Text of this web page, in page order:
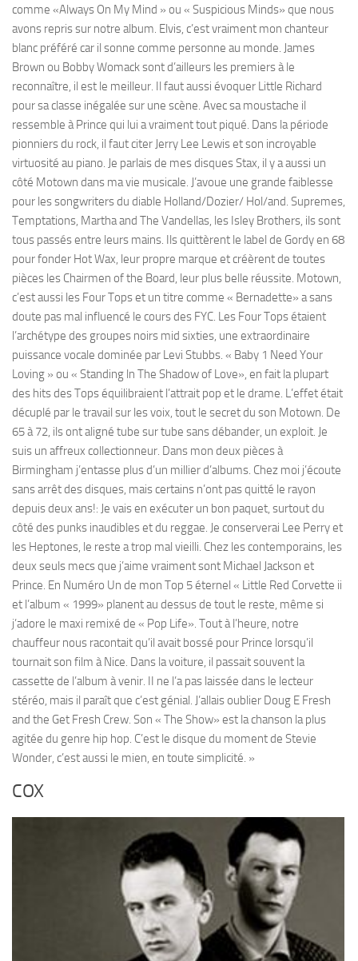
comme «Always On My Mind » ou « Suspicious Minds» que nous
avons repris sur notre album. Elvis, c’est vraiment mon chanteur
blanc préféré car il sonne comme personne au monde. James
Brown ou Bobby Womack sont d’ailleurs les premiers à le
reconnaître, il est le meilleur. Il faut aussi évoquer Little Richard
pour sa classe inégalée sur une scène. Avec sa moustache il
ressemble à Prince qui lui a vraiment tout piqué. Dans la période
pionniers du rock, il faut citer Jerry Lee Lewis et son incroyable
virtuosité au piano. Je parlais de mes disques Stax, il y a aussi un
côté Motown dans ma vie musicale. J’avoue une grande faiblesse
pour les songwriters du diable Holland/Dozier/ Hol/and. Supremes,
Temptations, Martha and The Vandellas, les Isley Brothers, ils sont
tous passés entre leurs mains. Ils quittèrent le label de Gordy en 68
pour fonder Hot Wax, leur propre marque et créèrent de toutes
pièces les Chairmen of the Board, leur plus belle réussite. Motown,
c’est aussi les Four Tops et un titre comme « Bernadette» a sans
doute pas mal influencé le cours des FYC. Les Four Tops étaient
l’archétype des groupes noirs mid sixties, une extraordinaire
puissance vocale dominée par Levi Stubbs. « Baby 1 Need Your
Loving » ou « Standing ln The Shadow of Love», en fait la plupart
des hits des Tops équilibraient l’attrait pop et le drame. L’effet était
décuplé par le travail sur les voix, tout le secret du son Motown. De
65 à 72, ils ont aligné tube sur tube sans débander, un exploit. Je
suis un affreux collectionneur. Dans mon deux pièces à
Birmingham j’entasse plus d’un millier d’albums. Chez moi j’écoute
sans arrêt des disques, mais certains n’ont pas quitté le rayon
depuis deux ans!: Je vais en exécuter un bon paquet, surtout du
côté des punks inaudibles et du reggae. Je conserverai Lee Perry et
les Heptones, le reste a trop mal vieilli. Chez les contemporains, les
deux seuls mecs que j’aime vraiment sont Michael Jackson et
Prince. En Numéro Un de mon Top 5 éternel « Little Red Corvette ii
et l’album « 1999» planent au dessus de tout le reste, même si
j’adore le maxi remixé de « Pop Life». Tout à l’heure, notre
chauffeur nous racontait qu’il avait bossé pour Prince lorsqu’il
tournait son film à Nice. Dans la voiture, il passait souvent la
cassette de l’album à venir. II ne l’a pas laissée dans le lecteur
stéréo, mais il paraît que c’est génial. J’allais oublier Doug E Fresh
and the Get Fresh Crew. Son « The Show» est la chanson la plus
agitée du genre hip hop. C’est le disque du moment de Stevie
Wonder, c’est aussi le mien, en toute simplicité. »
COX